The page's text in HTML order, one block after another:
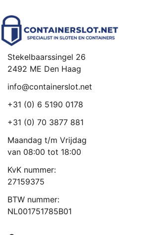
Stekelbaarssingel 26
2492 ME Den Haag
info@containerslot.net
+31 (0) 6 5190 0178
+31 (0) 70 3877 881
Maandag t/m Vrijdag
van 08:00 tot 18:00
KvK nummer:
27159375
BTW nummer:
NL001751785B01